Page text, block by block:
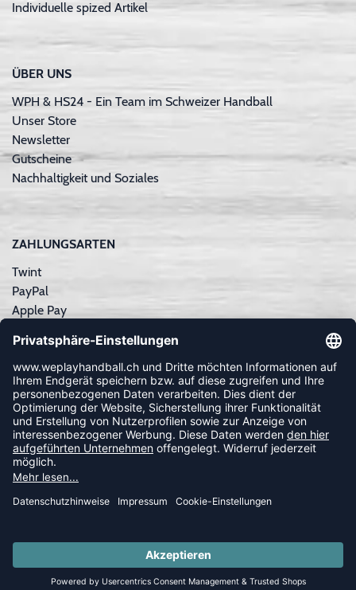
SUMMER SALE: SPARE BIS ZU 65%
Individuelle spized Artikel
ÜBER UNS
WPH & HS24 - Ein Team im Schweizer Handball
Unser Store
Newsletter
Gutscheine
Nachhaltigkeit und Soziales
ZAHLUNGSARTEN
Twint
PayPal
Apple Pay
Kreditkarte
Rechnungskauf
NEWSLETTER
FOLLOW US